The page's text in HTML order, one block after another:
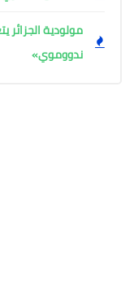
مولودية
ندووموي»